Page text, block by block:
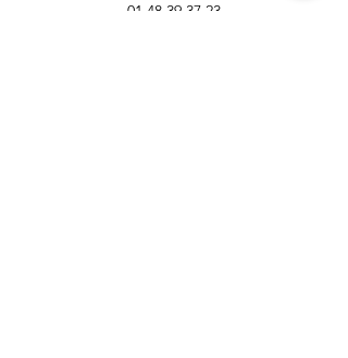
01 48 39 37 23